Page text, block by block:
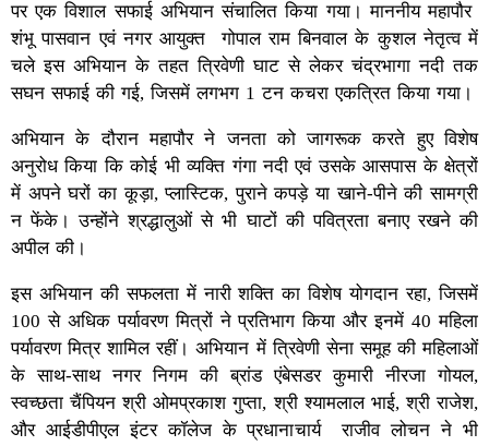
पर एक विशाल सफाई अभियान संचालित किया गया। माननीय महापौर
शंभू पासवान एवं नगर आयुक्त गोपाल राम बिनवाल के कुशल नेतृत्व में
चले इस अभियान के तहत त्रिवेणी घाट से लेकर चंद्रभागा नदी तक
सघन सफाई की गई, जिसमें लगभग 1 टन कचरा एकत्रित किया गया।
अभियान के दौरान महापौर ने जनता को जागरूक करते हुए विशेष
अनुरोध किया कि कोई भी व्यक्ति गंगा नदी एवं उसके आसपास के क्षेत्रों
में अपने घरों का कूड़ा, प्लास्टिक, पुराने कपड़े या खाने-पीने की सामग्री
न फेंके। उन्होंने श्रद्धालुओं से भी घाटों की पवित्रता बनाए रखने की
अपील की।
इस अभियान की सफलता में नारी शक्ति का विशेष योगदान रहा, जिसमें
100 से अधिक पर्यावरण मित्रों ने प्रतिभाग किया और इनमें 40 महिला
पर्यावरण मित्र शामिल रहीं। अभियान में त्रिवेणी सेना समूह की महिलाओं
के साथ-साथ नगर निगम की ब्रांड एंबेसडर कुमारी नीरजा गोयल,
स्वच्छता चैंपियन श्री ओमप्रकाश गुप्ता, श्री श्यामलाल भाई, श्री राजेश,
और आईडीपीएल इंटर कॉलेज के प्रधानाचार्य राजीव लोचन ने भी